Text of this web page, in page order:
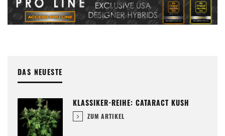
DAS NEUESTE
KLASSIKER-REIHE: CATARACT KUSH
ZUM ARTIKEL